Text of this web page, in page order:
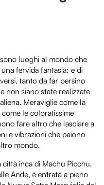
luoghi al mondo che
fervida fantasia: e di
tanto da far persino
non siano state realizzate
Meraviglie come la
le coloratissime
fare altro che lasciare a
e vibrazioni che paiono
mondo.
città inca di Machu Picchu,
Ande, è entrata a pieno